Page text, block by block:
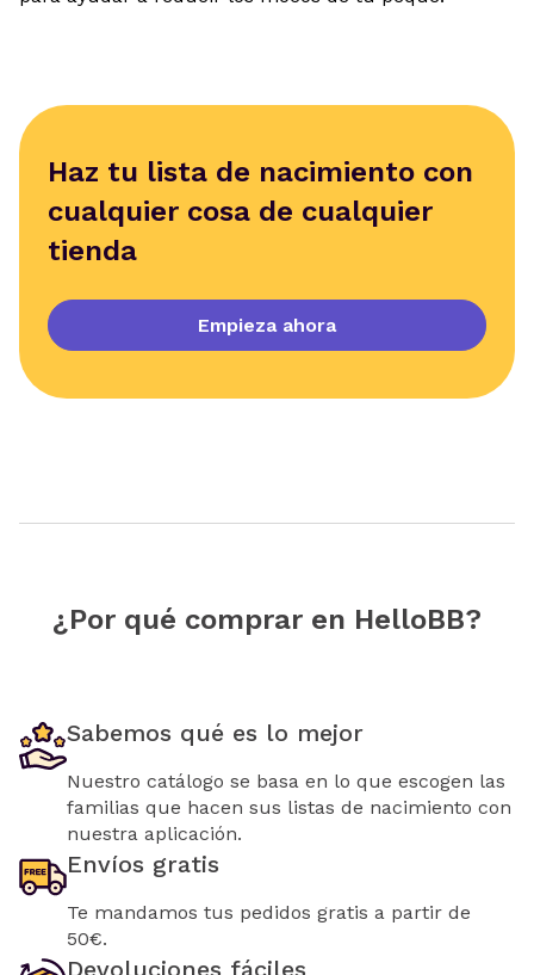
Haz tu lista de nacimiento con
cualquier cosa de cualquier
tienda
Empieza ahora
¿Por qué comprar en HelloBB?
Sabemos qué es lo mejor
Nuestro catálogo se basa en lo que escogen las
familias que hacen sus listas de nacimiento con
nuestra aplicación.
Envíos gratis
Te mandamos tus pedidos gratis a partir de
50€.